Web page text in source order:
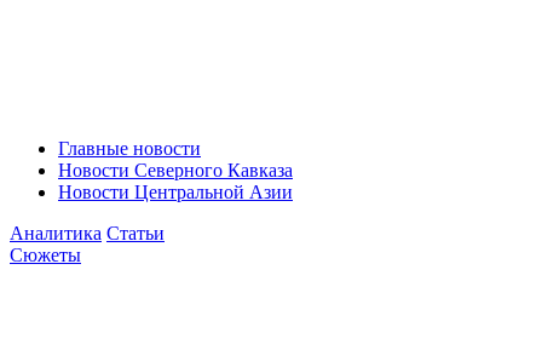
Главные новости
Новости Северного Кавказа
Новости Центральной Азии
Аналитика Статьи
Сюжеты